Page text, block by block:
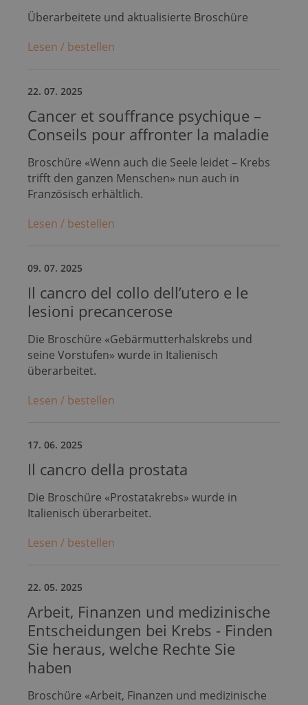
Überarbeitete und aktualisierte Broschüre
Lesen / bestellen
22. 07. 2025
Cancer et souffrance psychique –
Conseils pour affronter la maladie
Broschüre «Wenn auch die Seele leidet – Krebs
trifft den ganzen Menschen» nun auch in
Französisch erhältlich.
Lesen / bestellen
09. 07. 2025
Il cancro del collo dell’utero e le
lesioni precancerose
Die Broschüre «Gebärmutterhalskrebs und
seine Vorstufen» wurde in Italienisch
überarbeitet.
Lesen / bestellen
17. 06. 2025
Il cancro della prostata
Die Broschüre «Prostatakrebs» wurde in
Italienisch überarbeitet.
Lesen / bestellen
22. 05. 2025
Arbeit, Finanzen und medizinische
Entscheidungen bei Krebs - Finden
Sie heraus, welche Rechte Sie
haben
Broschüre «Arbeit, Finanzen und medizinische